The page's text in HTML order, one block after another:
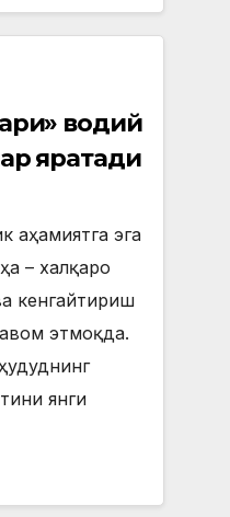
яратади
аҳамиятга эга
– халқаро
кенгайтириш
этмоқда.
янги